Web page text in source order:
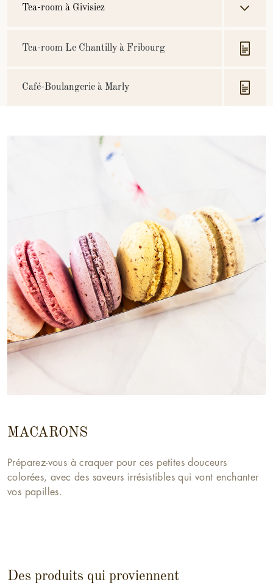
Tea-room à Givisiez
Tea-room Le Chantilly à Fribourg
Café-Boulangerie à Marly
MACARONS
Préparez-vous à craquer pour ces petites douceurs
colorées, avec des saveurs irrésistibles qui vont enchanter
vos papilles.
Des produits qui proviennent